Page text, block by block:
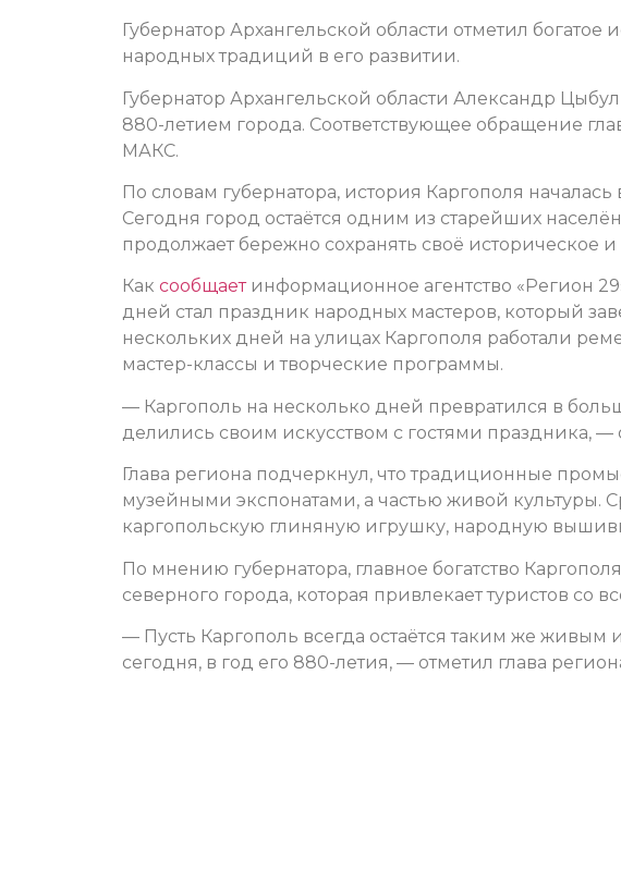
Губернатор Архангельской области отметил
народных традиций в его развитии.
Губернатор Архангельской области Александр
880-летием города. Соответствующее обращение
МАКС.
По словам губернатора, история Каргополя
Сегодня город остаётся одним из старейших
продолжает бережно сохранять своё историческое
Как сообщаетинформационное агентство «Регион
дней стал праздник народных мастеров, который
нескольких дней на улицах Каргополя работали
мастер-классы и творческие программы.
— Каргополь на несколько дней превратился в
делились своим искусством с гостями праздника,
Глава региона подчеркнул, что традиционные
музейными экспонатами, а частью живой культуры.
каргопольскую глиняную игрушку, народную
По мнению губернатора, главное богатство
северного города, которая привлекает туристов со
— Пусть Каргополь всегда остаётся таким же
сегодня, в год его 880-летия, — отметил глава